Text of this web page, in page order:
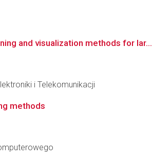
and visualization methods for lar...
i Telekomunikacji
methods